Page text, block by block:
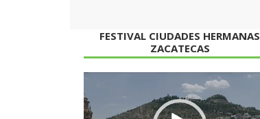
FESTIVAL CIUDADES HERMANAS
ZACATECAS
de
vídeo